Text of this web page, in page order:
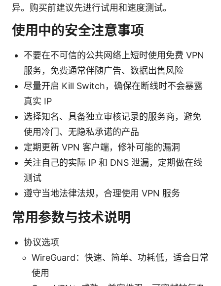
异。购买前建议先进行试用和速度测试。
使用中的安全注意事项
不要在不可信的公共网络上短时使用免费 VPN
服务，免费通常伴随广告、数据出售风险
尽量开启 Kill Switch，确保在断线时不会暴露
真实 IP
选择知名、具备独立审核记录的服务商，避免
使用冷门、无隐私承诺的产品
定期更新 VPN 客户端，修补可能的漏洞
关注自己的实际 IP 和 DNS 泄漏，定期做在线
测试
遵守当地法律法规，合理使用 VPN 服务
常用参数与技术说明
协议选项
WireGuard：快速、简单、功耗低，适合日常
使用